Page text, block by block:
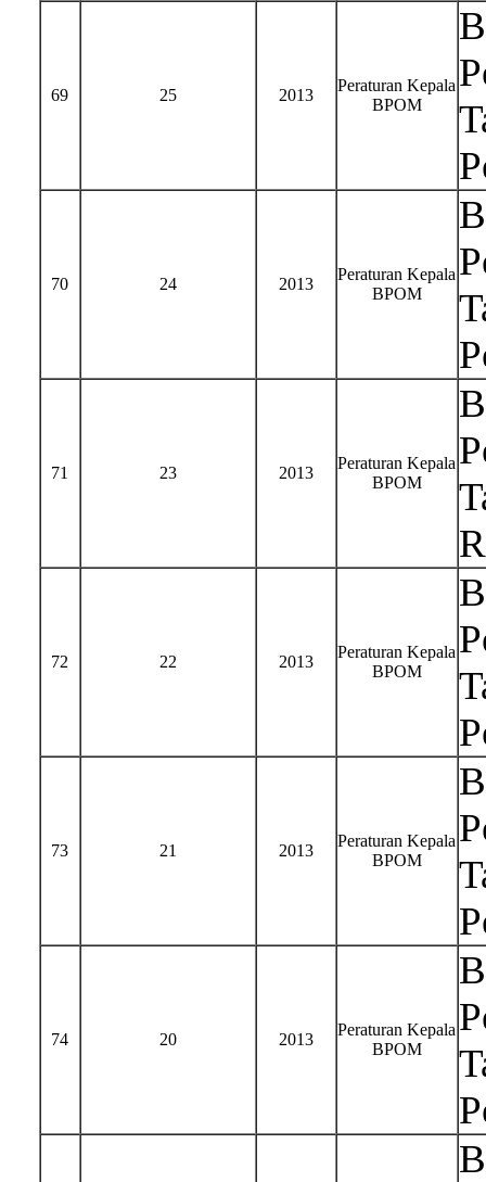
69 25 2013
Peraturan Kepala
BPOM
70 24 2013
Peraturan Kepala
BPOM
71 23 2013
Peraturan Kepala
BPOM
72 22 2013
Peraturan Kepala
BPOM
73 21 2013
Peraturan Kepala
BPOM
74 20 2013
Peraturan Kepala
BPOM